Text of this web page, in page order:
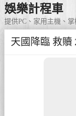
娛樂計程車
提供PC、家用主機、
天國降臨 救贖